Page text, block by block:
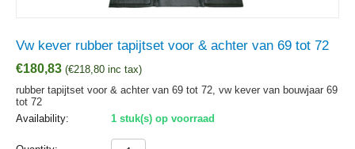
Vw kever rubber tapijtset voor & achter van 69 tot 72
€180,83 (€218,80 inc tax)
rubber tapijtset voor & achter van 69 tot 72, vw kever van bouwjaar 69
tot 72
Availability:
1 stuk(s) op voorraad